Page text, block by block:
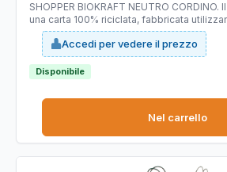
SHOPPER BIOKRAFT NEUTRO
una carta 100% riciclata, fabbricata
selezionati di altissima qualità, idonei a
prodotto e di colorazione; è
COMPOSTABILE. Dimensioni: 14x9x38cm.
da 140gr.
Accedi per vedere il prezzo
Disponibile
Nel carrello